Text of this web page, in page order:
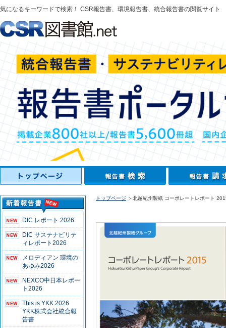
気になるキーワードで検索！ CSR報告書、環境報告書、統合報告書の閲覧サイト
DIC レポート 2026
DIC サステナビリテ
ィレポート2026
メロディアン 環境の
あゆみ2026
NEXCO中日本レポー
ト2026
This is YKK 2026
YKK株式会社統合報
告書
トップページ ＞北越紀州製紙 コーポレートレポート